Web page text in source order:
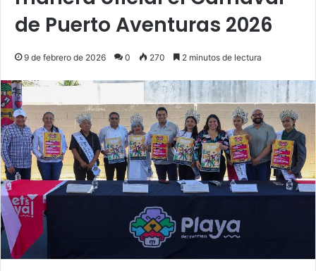
de Puerto Aventuras 2026
9 de febrero de 2026 0 270 2 minutos de lectura